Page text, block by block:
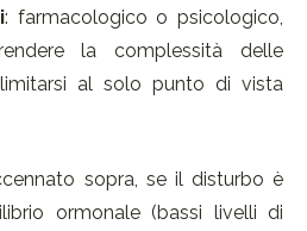
: farmacologico o psicologico,
la complessità delle
al solo punto di vista
sopra, se il disturbo è
ormonale (bassi livelli di